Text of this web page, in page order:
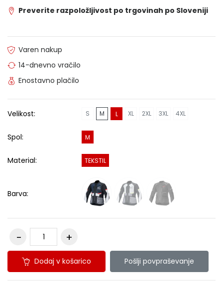
Preverite razpoložljivost po trgovinah po Sloveniji
Varen nakup
14-dnevno vračilo
Enostavno plačilo
Velikost: S M L XL 2XL 3XL 4XL
Spol: M
Material: TEKSTIL
Barva:
Dodaj v košarico Pošlji povpraševanje